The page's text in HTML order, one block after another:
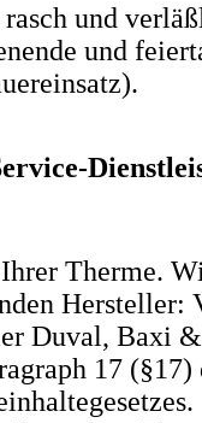
und
und
Therme.
Hersteller:
Duval, Baxi
17 (§17)